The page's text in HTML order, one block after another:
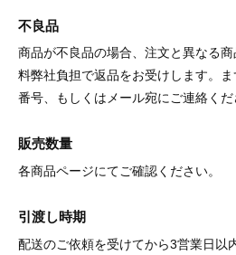
不良品
商品が不良品の場合、注文と異なる
料弊社負担で返品をお受けします。
番号、もしくはメール宛にご連絡くだ
販売数量
各商品ページにてご確認ください。
引渡し時期
配送のご依頼を受けてから3営業日以